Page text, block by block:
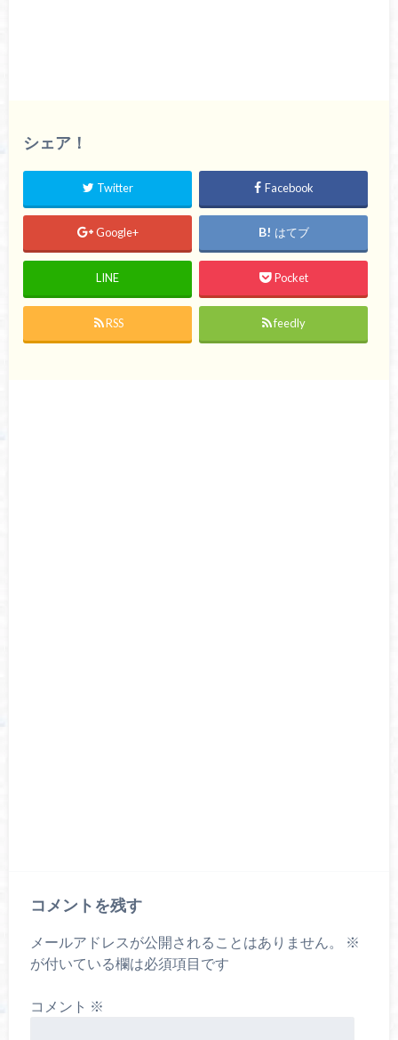
シェア！
Twitter Facebook
Google+ はてブ
LINE Pocket
RSS feedly
コメントを残す
メールアドレスが公開されることはありません。
※
が付いている欄は必須項目です
コメント ※